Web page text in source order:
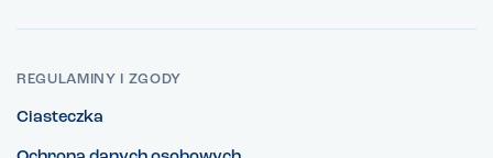
REGULAMINY I ZGODY
Ciasteczka